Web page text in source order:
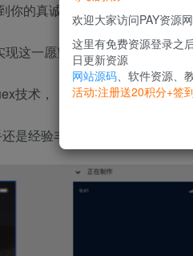
的真诚与关怀吗？现在，
现这一愿望！
技术，
是经验丰富的开发者，都可以
欢迎大家访问PAY资源网
这里有免费资源登录之
日更新资源
网站源码、软件资源、
活动:注册送20积分+签